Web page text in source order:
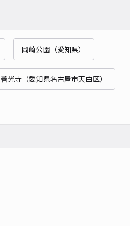
岡崎公園（愛知県）
善光寺（愛知県名古屋市天白区）